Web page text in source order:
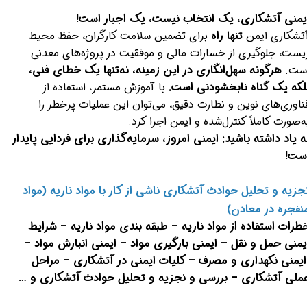
آتشکاری، یک انتخاب نیست، یک اجبار است!
ایمنتنها راه برای تضمین سلامت کارگران، حفظ محیط
جلوگیری از خسارات مالی و موفقیت در پروژه‌های معدنی
هرگونه سهل‌انگاری در این زمینه، نه‌تنها یک خطای فنی،
یک گناه نابخشودنی است. با آموزش مستمر، استفاده از
نوین و نظارت دقیق، می‌توان این عملیات پرخطر را
کاملاً کنترل‌شده و ایمن اجرا کرد.
یاد داشته باشید: ایمنی امروز، سرمایه‌گذاری برای فردایی پایدار
و تحلیل حوادث آتشکاری ناشی از کار با مواد ناریه (مواد
در معادن)
استفاده از مواد ناریه – طبقه بندی مواد ناریه – شرایط
حمل و نقل – ایمنی بارگیری مواد – ایمنی انبارش مواد –
ایمنی نکهداری و مصرف –کلیات ایمنی در آتشکاری – مراحل
آتشکاری – بررسی و نجزیه و تحلیل حوادث آتشکاری و …